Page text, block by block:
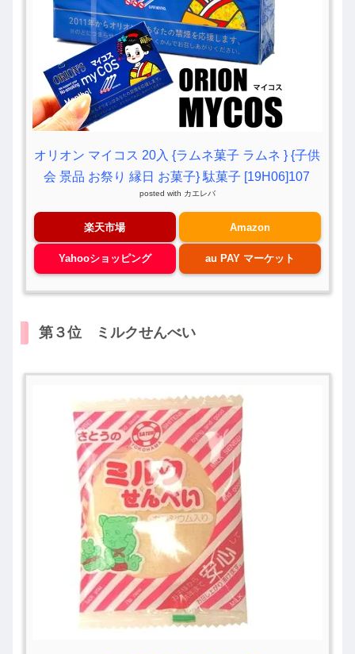
オリオン マイコス 20入 {ラムネ菓子 ラムネ } {子供
会 景品 お祭り 縁日 お菓子} 駄菓子 [19H06]107
posted with カエレバ
楽天市場 Amazon
Yahooショッピング au PAY マーケット
第３位 ミルクせんべい